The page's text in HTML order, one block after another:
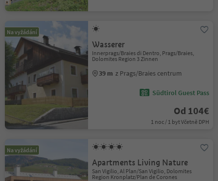
Na vyžádání
Wasserer
Innerprags/Braies di Dentro, Prags/Braies,
Dolomites Region 3 Zinnen
39 m z Prags/Braies centrum
Südtirol Guest Pass
Od 104€
1 noc / 1 byt Včetně DPH
Na vyžádání
Apartments Living Nature
San Vigilio, Al Plan/San Vigilio, Dolomites
Region Kronplatz/Plan de Corones